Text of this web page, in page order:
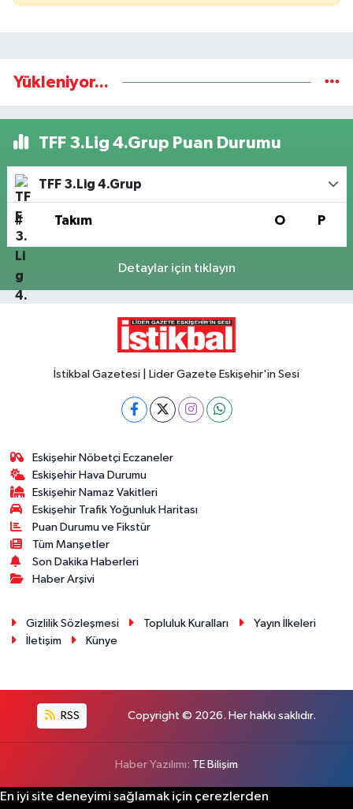
Yükleniyor...
TFF 3.Lig 4.Grup Puan Durumu
TFF 3.Lig 4.Grup
# Takım O P
Detaylar için tıklayın
İstikbal Gazetesi | Lider Gazete Eskişehir'in Sesi
Eskişehir Nöbetçi Eczaneler
Eskişehir Hava Durumu
Eskişehir Namaz Vakitleri
Eskişehir Trafik Yoğunluk Haritası
Puan Durumu ve Fikstür
Tüm Manşetler
Son Dakika Haberleri
Haber Arşivi
Gizlilik Sözleşmesi Topluluk Kuralları
Yayın İlkeleri
İletişim
Künye
RSS Copyright © 2026. Her hakkı saklıdır.
Haber Yazılımı: TE Bilişim
En iyi site deneyimi sağlamak için çerezlerden